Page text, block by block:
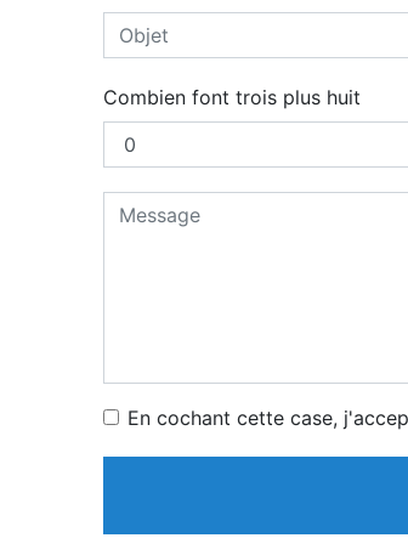
Combien font trois plus huit
En cochant cette case,